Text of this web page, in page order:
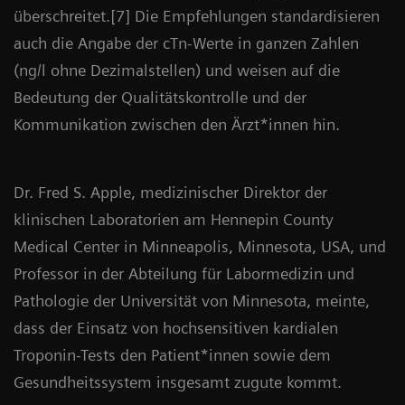
überschreitet.[7] Die Empfehlungen standardisieren
auch die Angabe der cTn-Werte in ganzen Zahlen
(ng/l ohne Dezimalstellen) und weisen auf die
Bedeutung der Qualitätskontrolle und der
Kommunikation zwischen den Ärzt*innen hin.
Dr. Fred S. Apple, medizinischer Direktor der
klinischen Laboratorien am Hennepin County
Medical Center in Minneapolis, Minnesota, USA, und
Professor in der Abteilung für Labormedizin und
Pathologie der Universität von Minnesota, meinte,
dass der Einsatz von hochsensitiven kardialen
Troponin-Tests den Patient*innen sowie dem
Gesundheitssystem insgesamt zugute kommt.